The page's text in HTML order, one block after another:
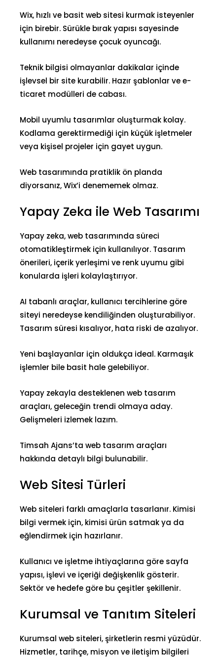
Wix, hızlı ve basit web sitesi kurmak isteyenler
için birebir. Sürükle bırak yapısı sayesinde
kullanımı neredeyse çocuk oyuncağı.
Teknik bilgisi olmayanlar dakikalar içinde
işlevsel bir site kurabilir. Hazır şablonlar ve e-
ticaret modülleri de cabası.
Mobil uyumlu tasarımlar oluşturmak kolay.
Kodlama gerektirmediği için küçük işletmeler
veya kişisel projeler için gayet uygun.
Web tasarımında pratiklik ön planda
diyorsanız, Wix’i denememek olmaz.
Yapay Zeka ile Web Tasarımı
Yapay zeka, web tasarımında süreci
otomatikleştirmek için kullanılıyor. Tasarım
önerileri, içerik yerleşimi ve renk uyumu gibi
konularda işleri kolaylaştırıyor.
AI tabanlı araçlar, kullanıcı tercihlerine göre
siteyi neredeyse kendiliğinden oluşturabiliyor.
Tasarım süresi kısalıyor, hata riski de azalıyor.
Yeni başlayanlar için oldukça ideal. Karmaşık
işlemler bile basit hale gelebiliyor.
Yapay zekayla desteklenen web tasarım
araçları, geleceğin trendi olmaya aday.
Gelişmeleri izlemek lazım.
Timsah Ajans’ta web tasarım araçları
hakkında detaylı bilgi bulunabilir.
Web Sitesi Türleri
Web siteleri farklı amaçlarla tasarlanır. Kimisi
bilgi vermek için, kimisi ürün satmak ya da
eğlendirmek için hazırlanır.
Kullanıcı ve işletme ihtiyaçlarına göre sayfa
yapısı, işlevi ve içeriği değişkenlik gösterir.
Sektör ve hedefe göre bu çeşitler şekillenir.
Kurumsal ve Tanıtım Siteleri
Kurumsal web siteleri, şirketlerin resmi yüzüdür.
Hizmetler, tarihçe, misyon ve iletişim bilgileri